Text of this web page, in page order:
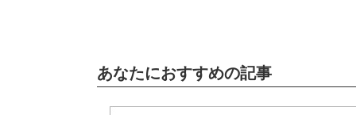
あなたにおすすめの記事